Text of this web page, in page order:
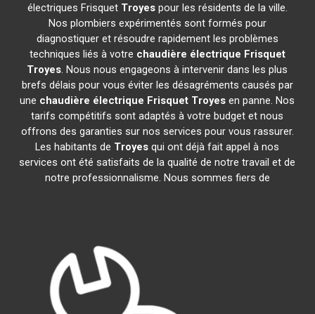
électriques Frisquet Troyespour les résidents de la ville.
Nos plombiers expérimentés sont formés pour
diagnostiquer et résoudre rapidement les problèmes
techniques liés à votre chaudière électrique Frisquet
Troyes. Nous nous engageons à intervenir dans les plus
brefs délais pour vous éviter les désagréments causés par
une chaudière électrique Frisquet Troyes en panne. Nos
tarifs compétitifs sont adaptés à votre budget et nous
offrons des garanties sur nos services pour vous rassurer.
Les habitants de Troyes qui ont déjà fait appel à nos
services ont été satisfaits de la qualité de notre travail et de
notre professionnalisme. Nous sommes fiers de